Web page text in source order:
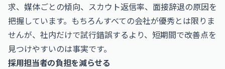
求、媒体ごとの傾向、スカウト返信率、面接辞退の原因を
把握しています。もちろんすべての会社が優秀とは限りま
せんが、社内だけで試行錯誤するより、短期間で改善点を
見つけやすいのは事実です。
採用担当者の負担を減らせる